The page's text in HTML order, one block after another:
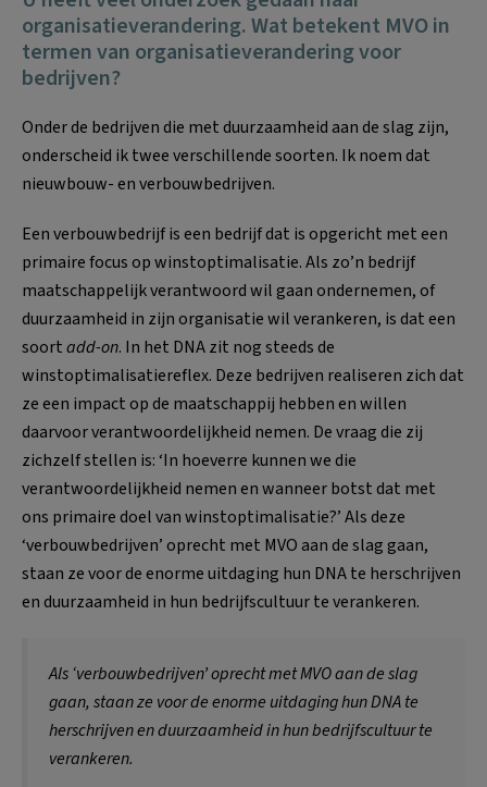
organisatieverandering. Wat betekent MVO in
termen van organisatieverandering voor
bedrijven?
Onder de bedrijven die met duurzaamheid aan de slag zijn,
onderscheid ik twee verschillende soorten. Ik noem dat
nieuwbouw- en verbouwbedrijven.
Een verbouwbedrijf is een bedrijf dat is opgericht met een
primaire focus op winstoptimalisatie. Als zo’n bedrijf
maatschappelijk verantwoord wil gaan ondernemen, of
duurzaamheid in zijn organisatie wil verankeren, is dat een
soortadd-on. In het DNA zit nog steeds de
winstoptimalisatiereflex. Deze bedrijven realiseren zich dat
ze een impact op de maatschappij hebben en willen
daarvoor verantwoordelijkheid nemen. De vraag die zij
zichzelf stellen is: ‘In hoeverre kunnen we die
verantwoordelijkheid nemen en wanneer botst dat met
ons primaire doel van winstoptimalisatie?’ Als deze
‘verbouwbedrijven’ oprecht met MVO aan de slag gaan,
staan ze voor de enorme uitdaging hun DNA te herschrijven
en duurzaamheid in hun bedrijfscultuur te verankeren.
Als ‘verbouwbedrijven’ oprecht met MVO aan de slag
gaan, staan ze voor de enorme uitdaging hun DNA te
herschrijven en duurzaamheid in hun bedrijfscultuur te
verankeren.